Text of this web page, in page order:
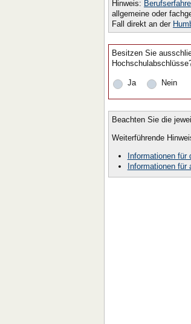
Hinweis:
allgemeine oder
Fall direkt an der
Besitzen Sie
Ja Nein
Beachten Sie die
Weiterführende
Informationen
Informationen